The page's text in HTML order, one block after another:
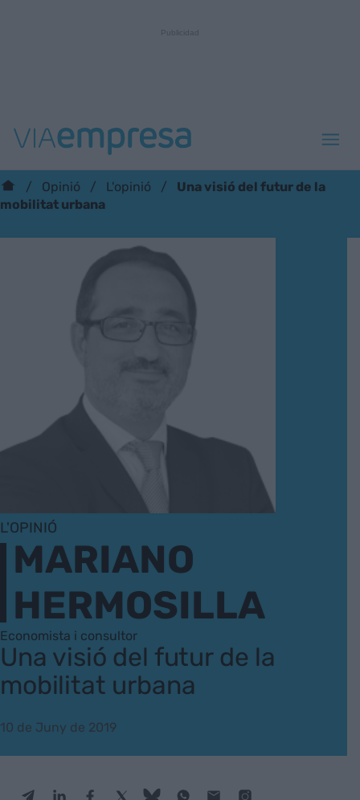
Opinió L'opinió
Una visió del futur de la
mobilitat urbana
L'OPINIÓ
MARIANO
HERMOSILLA
Economista i consultor
Una visió del futur de la
mobilitat urbana
10 de Juny de 2019